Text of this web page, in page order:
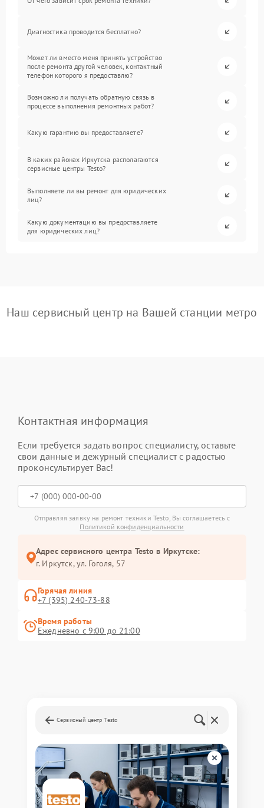
Диагностика проводится бесплатно?
Может ли вместо меня принять устройство
после ремонта другой человек, контактный
телефон которого я предоставлю?
Возможно ли получать обратную связь в
процессе выполнения ремонтных работ?
Какую гарантию вы предоставляете?
В каких районах Иркутска располагаются
сервисные центры Testo?
Выполняете ли вы ремонт для юридических
лиц?
Какую документацию вы предоставляете
для юридических лиц?
Наш сервисный центр на Вашей станции метро
Контактная информация
Если требуется задать вопрос специалисту, оставьте
свои данные и дежурный специалист с радостью
проконсультирует Вас!
Отправляя заявку на ремонт техники Testo, Вы соглашаетесь с
Политикой конфиденциальности
Адрес сервисного центра Testo в Иркутске:
г. Иркутск, ул. ​Гоголя, 57
Горячая линия
+7 (395) 240-73-88
Время работы
Ежедневно с 9:00 до 21:00
Сервисный центр Testo